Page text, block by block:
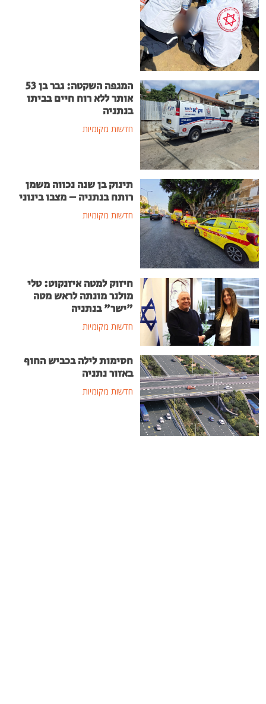
המגפה השקטה: גבר בן 53
אותר ללא רוח חיים בביתו
בנתניה
חדשות מקומיות
תינוק בן שנה נכווה משמן
רותח בנתניה – מצבו בינוני
חדשות מקומיות
חיזוק למטה איזנקוט: טלי
מולנר מונתה לראש מטה
"ישר" בנתניה
חדשות מקומיות
חסימות לילה בכביש החוף
באזור נתניה
חדשות מקומיות